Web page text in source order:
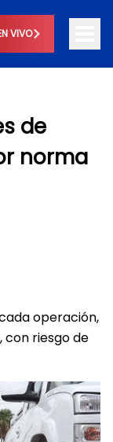
VIVO
de
norma
operación,
con riesgo de